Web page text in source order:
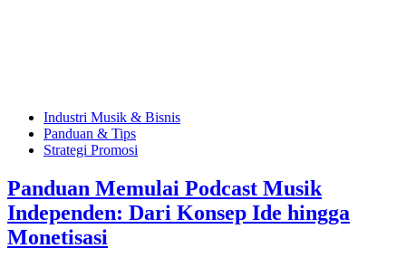
Industri Musik & Bisnis
Panduan & Tips
Strategi Promosi
Panduan Memulai Podcast Musik
Independen: Dari Konsep Ide hingga
Monetisasi